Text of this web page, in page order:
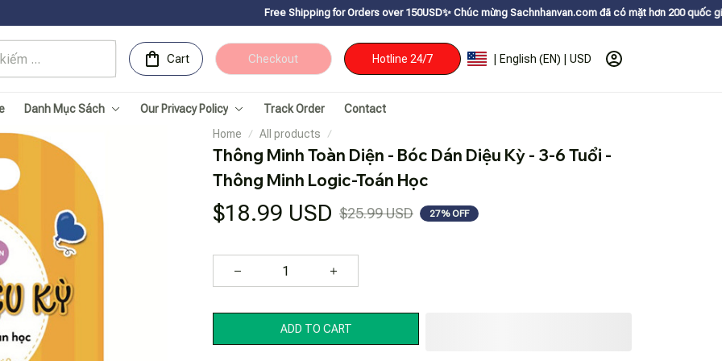
Free Shipping for Orders over 150USDㅤ✨ Chúc mừng Sachnhanvan.com đã có mặt hơn 200 quốc gia như Mỹ,
Cart Checkout Hotline 24/7 | English (EN) | USD
Danh Mục Sách Our Privacy Policy Track Order
Contact
Home
All products
Thông Minh Toàn Diện - Bóc Dán Diệu Kỳ - 3-6 Tuổi -
Thông Minh Logic-Toán Học
$18.99 USD $25.99 USD 27% OFF
ADD TO CART